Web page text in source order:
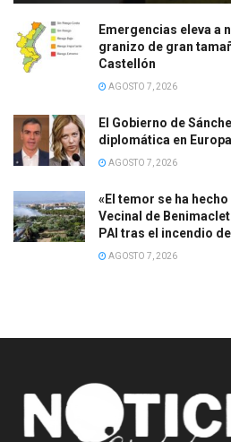
Emergencias eleva a
granizo de gran
Castellón
AGOSTO 7, 2026
El Gobierno de
diplomática en
AGOSTO 7, 2026
«El temor se ha
Vecinal de
PAI tras el incendio
AGOSTO 7, 2026